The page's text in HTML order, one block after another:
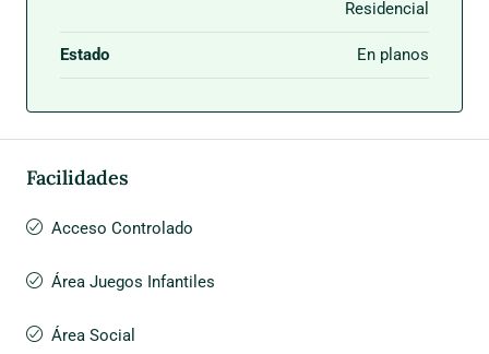
Residencial
Estado En planos
Facilidades
Acceso Controlado
Área Juegos Infantiles
Área Social